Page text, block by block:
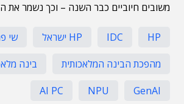
משובים חיוביים כבר השנה – וכך נשמר את
HP
IDC HP ישראל
שי
מהפכת הבינה המלאכותית
בינה
GenAI
NPU
AI PC